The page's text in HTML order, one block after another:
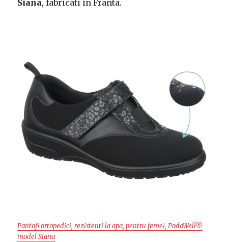
Siana, fabricati in Franta.
Pantofi ortopedici, rezistenti la apa, pentru femei, PodoWell®
model Siana